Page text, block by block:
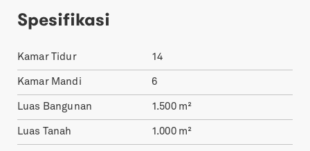
Spesifikasi
Kamar Tidur 14
Kamar Mandi 6
Luas Bangunan 1.500m²
Luas Tanah 1.000m²